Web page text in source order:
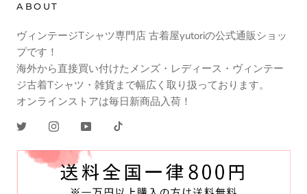
ABOUT
ヴィンテージTシャツ専門店 古着屋yutoriの公式通販ショッ
プです！
海外から直接買い付けたメンズ・レディース・ヴィンテー
ジ古着Tシャツ・雑貨まで幅広く取り扱っております。
オンラインストアは毎日新商品入荷！